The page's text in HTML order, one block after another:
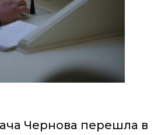
Чернова перешла в